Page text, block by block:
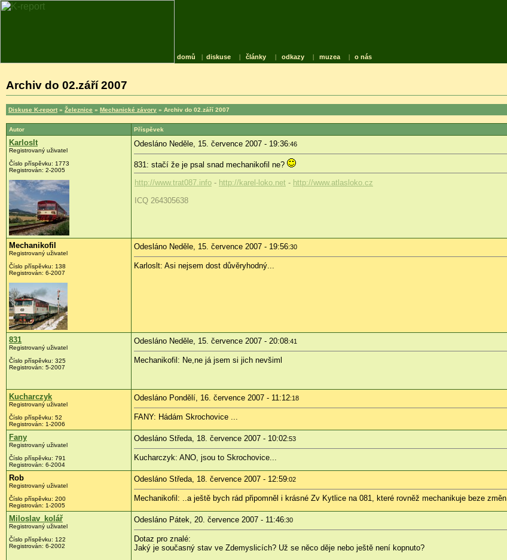
domů | diskuse | články | odkazy | muzea | o nás
Archiv do 02.září 2007
Diskuse K-report » Železnice » Mechanické závory » Archiv do 02.září 2007
Autor Příspěvek
Karloslt
Registrovaný uživatel
Číslo příspěvku: 1773
Registrován: 2-2005
Odesláno Neděle, 15. července 2007 - 19:36:46
831: stačí že je psal snad mechanikofil ne?
http://www.trat087.info - http://karel-loko.net - http://www.atlasloko.cz
ICQ 264305638
Mechanikofil
Registrovaný uživatel
Číslo příspěvku: 138
Registrován: 6-2007
Odesláno Neděle, 15. července 2007 - 19:56:30
Karloslt: Asi nejsem dost důvěryhodný...
831
Registrovaný uživatel
Číslo příspěvku: 325
Registrován: 5-2007
Odesláno Neděle, 15. července 2007 - 20:08:41
Mechanikofil: Ne,ne já jsem si jich nevšiml
Kucharczyk
Registrovaný uživatel
Číslo příspěvku: 52
Registrován: 1-2006
Odesláno Pondělí, 16. července 2007 - 11:12:18
FANY: Hádám Skrochovice ...
Fany
Registrovaný uživatel
Číslo příspěvku: 791
Registrován: 6-2004
Odesláno Středa, 18. července 2007 - 10:02:53
Kucharczyk: ANO, jsou to Skrochovice...
Rob
Registrovaný uživatel
Číslo příspěvku: 200
Registrován: 1-2005
Odesláno Středa, 18. července 2007 - 12:59:02
Mechanikofil: ..a ještě bych rád připomněl i krásné Zv Kytlice na 081, které rovněž mechanikuje beze změn
Miloslav_kolář
Registrovaný uživatel
Číslo příspěvku: 122
Registrován: 6-2002
Odesláno Pátek, 20. července 2007 - 11:46:30
Dotaz pro znalé:
Jaký je současný stav ve Zdemyslicích? Už se něco děje nebo ještě není kopnuto?